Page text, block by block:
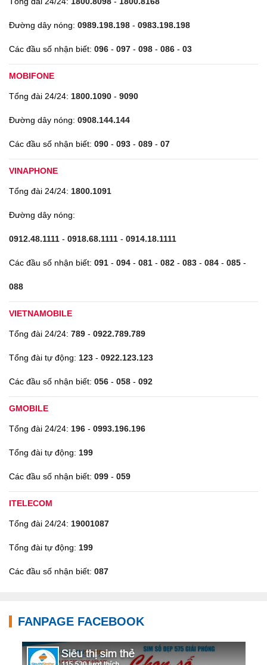
Đường dây nóng: 0989.198.198 - 0983.198.198
Các đầu số nhận biết: 096 - 097 - 098 - 086 - 03
MOBIFONE
Tổng đài 24/24: 1800.1090 - 9090
Đường dây nóng: 0908.144.144
Các đầu số nhận biết: 090 - 093 - 089 - 07
VINAPHONE
Tổng đài 24/24: 1800.1091
Đường dây nóng:
0912.48.1111 - 0918.68.1111 - 0914.18.1111
Các đầu số nhận biết: 091 - 094 - 081 - 082 - 083 - 084 - 085 -
088
VIETNAMOBILE
Tổng đài 24/24: 789 - 0922.789.789
Tổng đài tự động: 123 - 0922.123.123
Các đầu số nhận biết: 056 - 058 - 092
GMOBILE
Tổng đài 24/24: 196 - 0993.196.196
Tổng đài tự động: 199
Các đầu số nhận biết: 099 - 059
ITELECOM
Tổng đài 24/24: 19001087
Tổng đài tự động: 199
Các đầu số nhận biết: 087
FANPAGE FACEBOOK